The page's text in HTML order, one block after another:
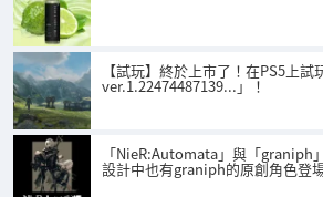
【試玩】終於上市了！在PS5上
ver.1.22474487139...」！
「NieR:Automata」與「graniph
設計中也有graniph的原創角色登